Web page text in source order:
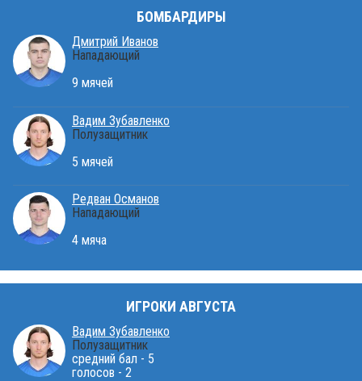
БОМБАРДИРЫ
Дмитрий Иванов
Нападающий
9 мячей
Вадим Зубавленко
Полузащитник
5 мячей
Редван Османов
Нападающий
4 мяча
ИГРОКИ АВГУСТА
Вадим Зубавленко
Полузащитник
средний бал - 5
голосов - 2